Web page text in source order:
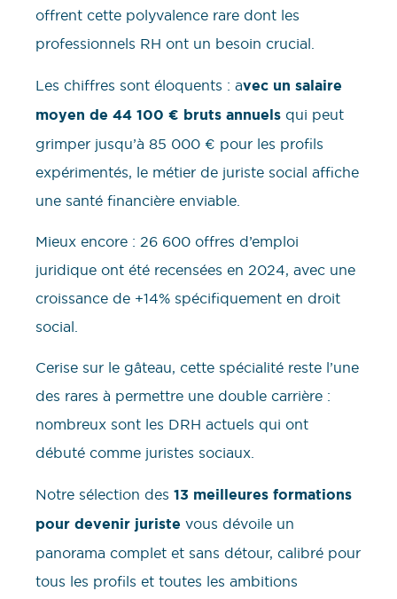
offrent cette polyvalence rare dont les
professionnels RH ont un besoin crucial.
Les chiffres sont éloquents : avec un salaire
moyen de 44 100 € bruts annuels qui peut
grimper jusqu’à 85 000 € pour les profils
expérimentés, le métier de juriste social affiche
une santé financière enviable.
Mieux encore : 26 600 offres d’emploi
juridique ont été recensées en 2024, avec une
croissance de +14% spécifiquement en droit
social.
Cerise sur le gâteau, cette spécialité reste l’une
des rares à permettre une double carrière :
nombreux sont les DRH actuels qui ont
débuté comme juristes sociaux.
Notre sélection des 13 meilleures formations
pour devenir juriste vous dévoile un
panorama complet et sans détour, calibré pour
tous les profils et toutes les ambitions